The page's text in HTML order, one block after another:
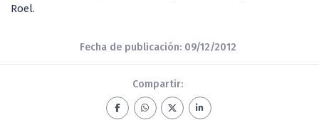
Roel.
Fecha de publicación: 09/12/2012
Compartir: